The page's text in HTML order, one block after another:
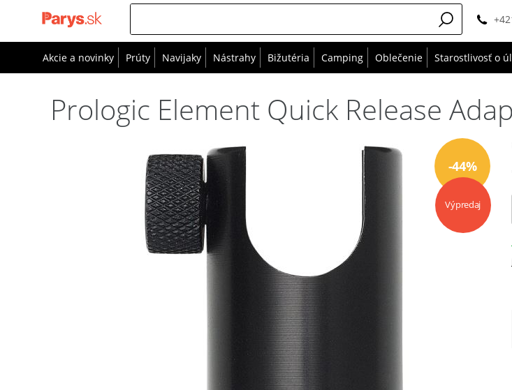
Akcie a novinky Prúty Navijaky Nástrahy Bižutéria Camping Oblečenie Starostlivosť o
Prologic Element Quick Release
-44%
Výpredaj